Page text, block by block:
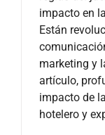
impacto en
Están
marketing y
artículo,
impacto de
hotelero y